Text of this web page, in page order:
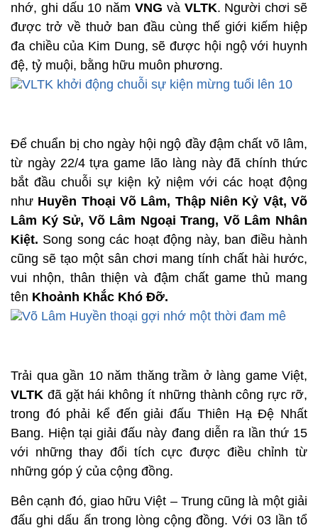
nhớ, ghi dấu 10 năm VNG và VLTK. Người chơi sẽ
được trở về thuở ban đầu cùng thế giới kiếm hiệp
đa chiều của Kim Dung, sẽ được hội ngộ với huynh
đệ, tỷ muội, bằng hữu muôn phương.
Để chuẩn bị cho ngày hội ngộ đầy đậm chất võ lâm,
từ ngày 22/4 tựa game lão làng này đã chính thức
bắt đầu chuỗi sự kiện kỷ niệm với các hoạt động
như Huyền Thoại Võ Lâm, Thập Niên Kỷ Vật, Võ
Lâm Ký Sử, Võ Lâm Ngoại Trang, Võ Lâm Nhân
Kiệt. Song song các hoạt động này, ban điều hành
cũng sẽ tạo một sân chơi mang tính chất hài hước,
vui nhộn, thân thiện và đậm chất game thủ mang
tên Khoảnh Khắc Khó Đỡ.
Trải qua gần 10 năm thăng trầm ở làng game Việt,
VLTK đã gặt hái không ít những thành công rực rỡ,
trong đó phải kể đến giải đấu Thiên Hạ Đệ Nhất
Bang. Hiện tại giải đấu này đang diễn ra lần thứ 15
với những thay đổi tích cực được điều chỉnh từ
những góp ý của cộng đồng.
Bên cạnh đó, giao hữu Việt – Trung cũng là một giải
đấu ghi dấu ấn trong lòng cộng đồng. Với 03 lần tổ